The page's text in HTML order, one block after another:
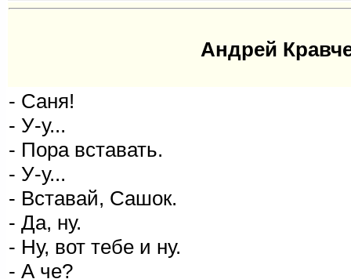
Андрей
- Саня!
- У-у...
- Пора вставать.
- У-у...
- Вставай, Сашок.
- Да, ну.
- Ну, вот тебе и ну.
- А че?